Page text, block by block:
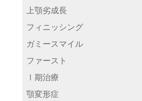
上顎劣成長
フィニッシング
ガミースマイル
ファースト
Ⅰ期治療
顎変形症